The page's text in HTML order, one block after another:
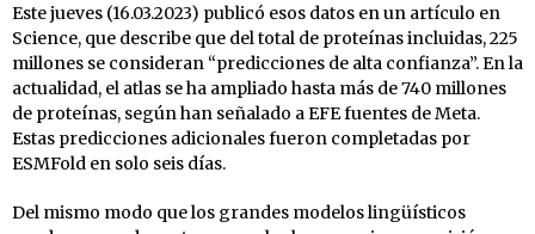
Este jueves (16.03.2023) publicó esos datos en un artículo en
Science, que describe que del total de proteínas incluidas, 225
millones se consideran “predicciones de alta confianza”. En la
actualidad, el atlas se ha ampliado hasta más de 740 millones
de proteínas, según han señalado a EFE fuentes de Meta.
Estas predicciones adicionales fueron completadas por
ESMFold en solo seis días.
Del mismo modo que los grandes modelos lingüísticos